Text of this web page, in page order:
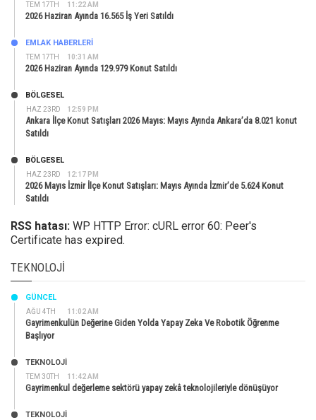
TEM 17TH 11:22 AM
2026 Haziran Ayında 16.565 İş Yeri Satıldı
TEM 17TH 10:31 AM
EMLAK HABERLERI
2026 Haziran Ayında 129.979 Konut Satıldı
HAZ 23RD 12:59 PM
BÖLGESEL
Ankara İlçe Konut Satışları 2026 Mayıs: Mayıs Ayında Ankara’da 8.021 konut
Satıldı
HAZ 23RD 12:17 PM
BÖLGESEL
2026 Mayıs İzmir İlçe Konut Satışları: Mayıs Ayında İzmir’de 5.624 Konut
Satıldı
RSS hatası: WP HTTP Error: cURL error 60: Peer's
Certificate has expired.
TEKNOLOJI
AĞU 4TH 11:02 AM
GÜNCEL
Gayrimenkulün Değerine Giden Yolda Yapay Zeka Ve Robotik Öğrenme
Başlıyor
TEM 30TH 11:42 AM
TEKNOLOJİ
Gayrimenkul değerleme sektörü yapay zekâ teknolojileriyle dönüşüyor
TEKNOLOJİ